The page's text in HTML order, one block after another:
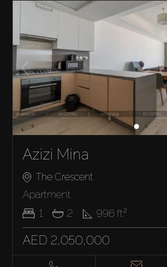
Azizi Mina
The Crescent
Apartment
1
2 996 ft²
AED 2,050,000